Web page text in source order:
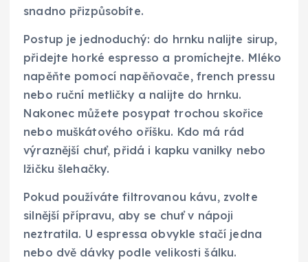
snadno přizpůsobíte.
Postup je jednoduchý: do hrnku nalijte sirup,
přidejte horké espresso a promíchejte. Mléko
napěňte pomocí napěňovače, french pressu
nebo ruční metličky a nalijte do hrnku.
Nakonec můžete posypat trochou skořice
nebo muškátového oříšku. Kdo má rád
výraznější chuť, přidá i kapku vanilky nebo
lžičku šlehačky.
Pokud používáte filtrovanou kávu, zvolte
silnější přípravu, aby se chuť v nápoji
neztratila. U espressa obvykle stačí jedna
nebo dvě dávky podle velikosti šálku.